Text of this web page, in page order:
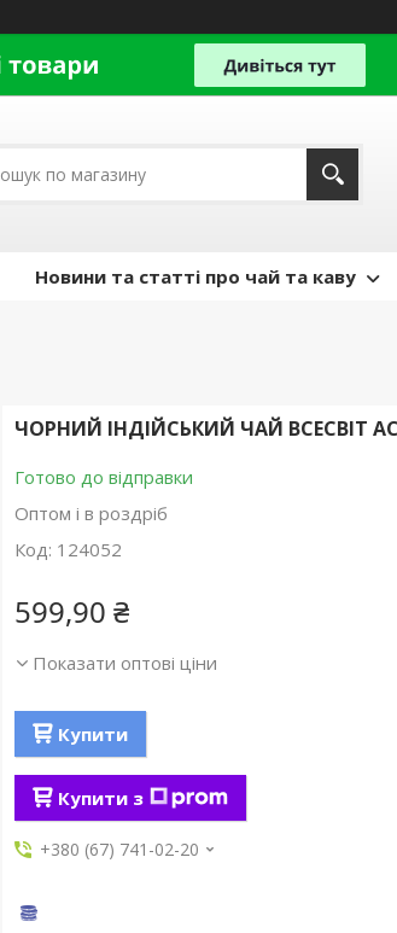
Новини та статті про чай та каву
ЧОРНИЙ ІНДІЙСЬКИЙ ЧАЙ ВСЕСВІТ
Готово до відправки
Оптом і в роздріб
Код: 124052
599,90 ₴
Показати оптові ціни
Купити
Купити з
+380 (67) 741-02-20